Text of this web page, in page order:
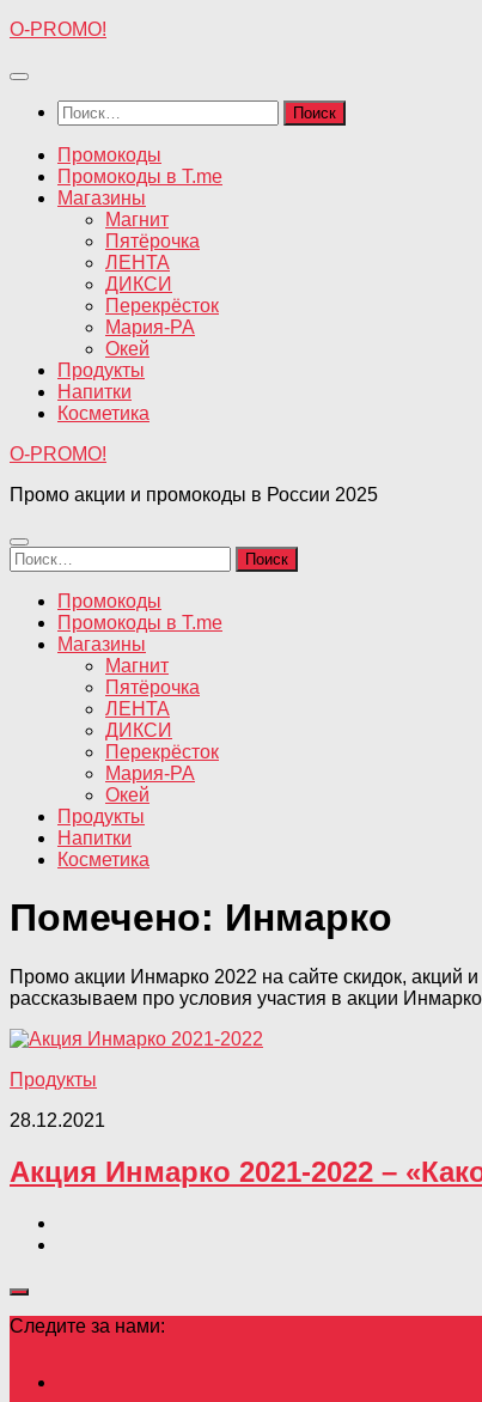
Перейти
содержимому
O-PROMO!
Найти:
Промокоды
Промокоды в T.me
Магазины
Магнит
Пятёрочка
ЛЕНТА
ДИКСИ
Перекрёсток
Мария-РА
Окей
Продукты
Напитки
Косметика
O-PROMO!
Промо акции и промокоды в России 2025
Найти:
Промокоды
Промокоды в T.me
Магазины
Магнит
Пятёрочка
ЛЕНТА
ДИКСИ
Перекрёсток
Мария-РА
Окей
Продукты
Напитки
Косметика
Помечено: Инмарко
Промо акции Инмарко 2022 на сайте скидок, акций и
рассказываем про условия участия в акции
Продукты
28.12.2021
Акция Инмарко 2021-2022 –
Следите за нами: